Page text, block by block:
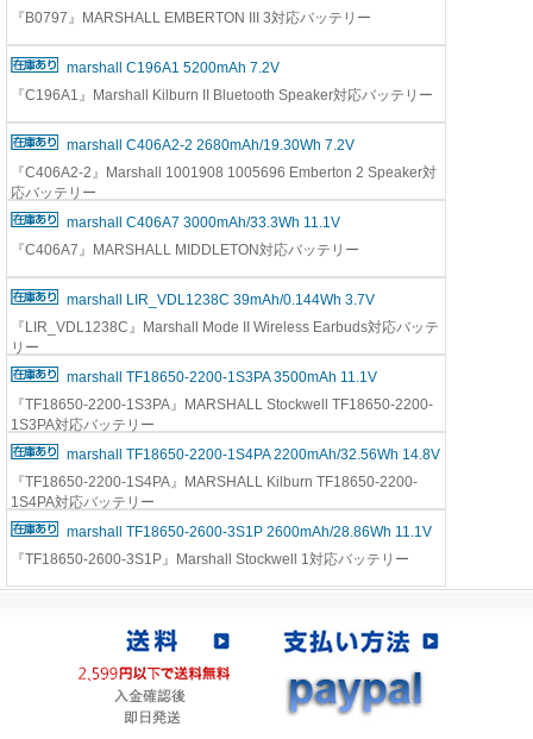
『B0797』MARSHALL EMBERTON III 3対応バッテリー
marshall C196A1 5200mAh 7.2V
『C196A1』Marshall Kilburn II Bluetooth Speaker対応バッテリー
marshall C406A2-2 2680mAh/19.30Wh 7.2V
『C406A2-2』Marshall 1001908 1005696 Emberton 2 Speaker対
応バッテリー
marshall C406A7 3000mAh/33.3Wh 11.1V
『C406A7』MARSHALL MIDDLETON対応バッテリー
marshall LIR_VDL1238C 39mAh/0.144Wh 3.7V
『LIR_VDL1238C』Marshall Mode II Wireless Earbuds対応バッテ
リー
marshall TF18650-2200-1S3PA 3500mAh 11.1V
『TF18650-2200-1S3PA』MARSHALL Stockwell TF18650-2200-
1S3PA対応バッテリー
marshall TF18650-2200-1S4PA 2200mAh/32.56Wh 14.8V
『TF18650-2200-1S4PA』MARSHALL Kilburn TF18650-2200-
1S4PA対応バッテリー
marshall TF18650-2600-3S1P 2600mAh/28.86Wh 11.1V
『TF18650-2600-3S1P』Marshall Stockwell 1対応バッテリー